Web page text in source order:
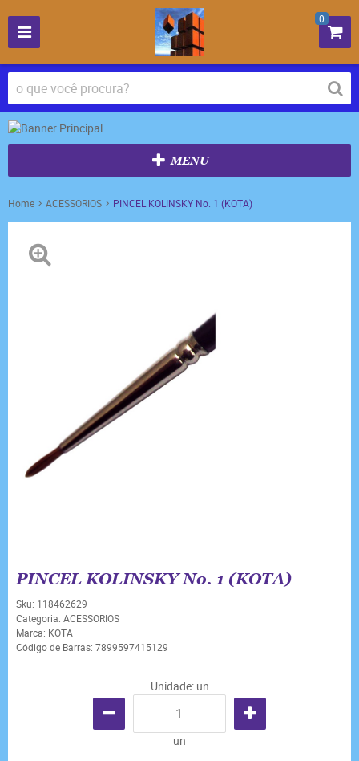
0
MENU
Home ACESSORIOS PINCEL KOLINSKY No. 1 (KOTA)
PINCEL KOLINSKY No. 1 (KOTA)
Sku: 118462629
Categoria: ACESSORIOS
Marca: KOTA
Código de Barras: 7899597415129
Unidade: un
un